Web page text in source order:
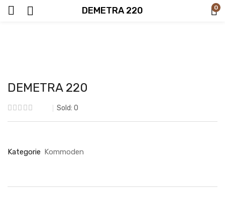
DEMETRA 220 0
DEMETRA 220
Sold: 0
Kategorie Kommoden